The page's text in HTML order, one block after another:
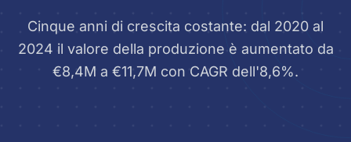
Cinque anni di crescita costante: dal 2020 al
2024 il valore della produzione è aumentato da
€8,4M a €11,7M con CAGR dell'8,6%.